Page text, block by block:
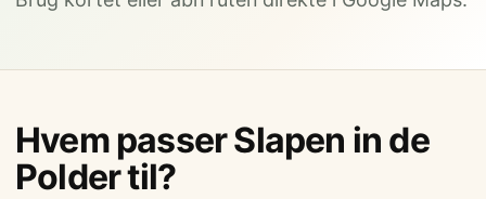
Hvem passer Slapen in de
Polder til?